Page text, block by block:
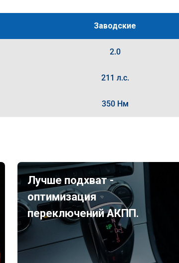
Заводские
2.0
211 л.с.
350 Нм
Лучше подхват -
оптимизация
переключений АКПП.